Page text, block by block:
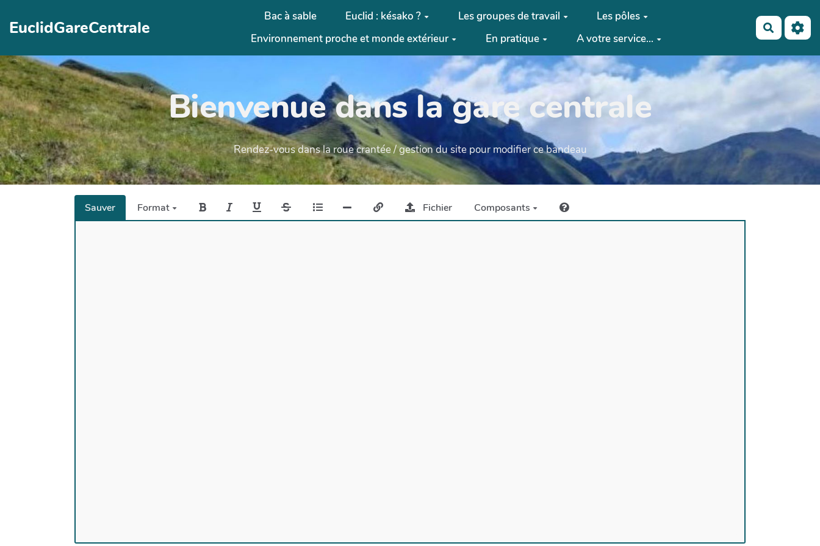
EuclidGareCentrale
Bac à sable Euclid : késako ? Les groupes de travail
Les pôles
Environnement proche et monde extérieur
En pratique A votre service...
Bienvenue dans la gare centrale
Rendez-vous dans la roue crantée / gestion du site pour modifier ce bandeau
Sauver Format Fichier Composants